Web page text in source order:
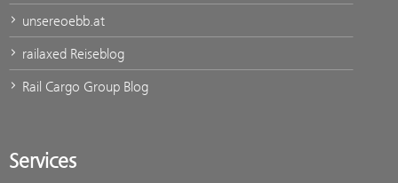
unsereoebb.at
railaxed Reiseblog
Rail Cargo Group Blog
Services